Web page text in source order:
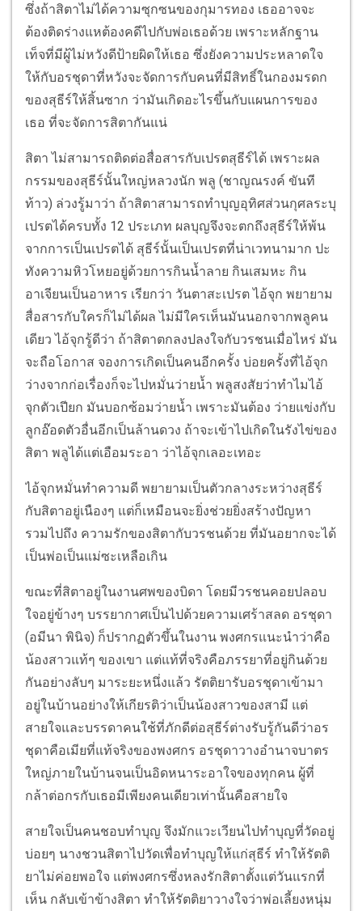
ซึ่งถ้าสิตาไม่ได้ความซุกซนของกุมารทอง เธออาจจะ
ต้องติดร่างแหต้องคดีไปกับพ่อเธอด้วย เพราะหลักฐาน
เท็จที่มีผู้ไม่หวังดีป้ายผิดให้เธอ ซึ่งยังความประหลาดใจ
ให้กับอรชุดาที่หวังจะจัดการกับคนที่มีสิทธิ์ในกองมรดก
ของสุธีร์ให้สิ้นซาก ว่ามันเกิดอะไรขึ้นกับแผนการของ
เธอ ที่จะจัดการสิตากันแน่
สิตา ไม่สามารถติดต่อสื่อสารกับเปรตสุธีร์ได้ เพราะผล
กรรมของสุธีร์นั้นใหญ่หลวงนัก พลู (ชาญณรงค์ ขันที
ท้าว) ล่วงรู้มาว่า ถ้าสิตาสามารถทำบุญอุทิศส่วนกุศลระบุ
เปรตได้ครบทั้ง 12 ประเภท ผลบุญจึงจะตกถึงสุธีร์ให้พ้น
จากการเป็นเปรตได้ สุธีร์นั้นเป็นเปรตที่น่าเวทนามาก ปะ
ทังความหิวโหยอยู่ด้วยการกินน้ำลาย กินเสมหะ กิน
อาเจียนเป็นอาหาร เรียกว่า วันตาสะเปรต ไอ้จุก พยายาม
สื่อสารกับใครก็ไม่ได้ผล ไม่มีใครเห็นมันนอกจากพลูคน
เดียว ไอ้จุกรู้ดีว่า ถ้าสิตาตกลงปลงใจกับวรชนเมื่อไหร่ มัน
จะถือโอกาส จองการเกิดเป็นคนอีกครั้ง บ่อยครั้งที่ไอ้จุก
ว่างจากก่อเรื่องก็จะไปหมั่นว่ายน้ำ พลูสงสัยว่าทำไมไอ้
จุกตัวเปียก มันบอกซ้อมว่ายน้ำ เพราะมันต้อง ว่ายแข่งกับ
ลูกอ๊อดตัวอื่นอีกเป็นล้านดวง ถ้าจะเข้าไปเกิดในรังไข่ของ
สิตา พลูได้แต่เอือมระอา ว่าไอ้จุกเลอะเทอะ
ไอ้จุกหมั่นทำความดี พยายามเป็นตัวกลางระหว่างสุธีร์
กับสิตาอยู่เนืองๆ แต่ก็เหมือนจะยิ่งช่วยยิ่งสร้างปัญหา
รวมไปถึง ความรักของสิตากับวรชนด้วย ที่มันอยากจะได้
เป็นพ่อเป็นแม่ซะเหลือเกิน
ขณะที่สิตาอยู่ในงานศพของบิดา โดยมีวรชนคอยปลอบ
ใจอยู่ข้างๆ บรรยากาศเป็นไปด้วยความเศร้าสลด อรชุดา
(อมีนา พินิจ) ก็ปรากฏตัวขึ้นในงาน พงศกรแนะนำว่าคือ
น้องสาวแท้ๆ ของเขา แต่แท้ที่จริงคือภรรยาที่อยู่กินด้วย
กันอย่างลับๆ มาระยะหนึ่งแล้ว รัตติยารับอรชุดาเข้ามา
อยู่ในบ้านอย่างให้เกียรติว่าเป็นน้องสาวของสามี แต่
สายใจและบรรดาคนใช้ที่ภักดีต่อสุธีร์ต่างรับรู้กันดีว่าอร
ชุดาคือเมียที่แท้จริงของพงศกร อรชุดาวางอำนาจบาตร
ใหญ่ภายในบ้านจนเป็นอิดหนาระอาใจของทุกคน ผู้ที่
กล้าต่อกรกับเธอมีเพียงคนเดียวเท่านั้นคือสายใจ
สายใจเป็นคนชอบทำบุญ จึงมักแวะเวียนไปทำบุญที่วัดอยู่
บ่อยๆ นางชวนสิตาไปวัดเพื่อทำบุญให้แก่สุธีร์ ทำให้รัตติ
ยาไม่ค่อยพอใจ แต่พงศกรซึ่งหลงรักสิตาตั้งแต่วันแรกที่
เห็น กลับเข้าข้างสิตา ทำให้รัตติยาวางใจว่าพ่อเลี้ยงหนุ่ม